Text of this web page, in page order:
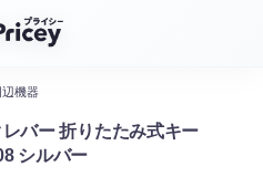
機器
バー 折りたたみ式キー
シルバー